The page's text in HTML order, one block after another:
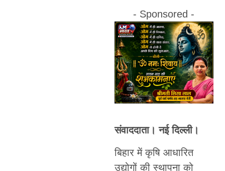
- Sponsored -
संवाददाता। नई दिल्ली।
बिहार में कृषि आधारित
उद्योगों की स्थापना को